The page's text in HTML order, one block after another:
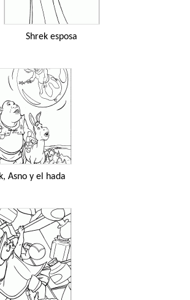
Shrek esposa
Asno y el hada